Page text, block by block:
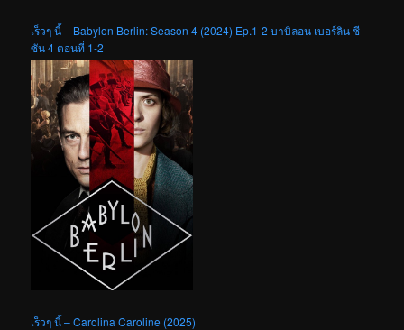
เร็วๆ นี้ – Babylon Berlin: Season 4 (2024) Ep.1-2 บาบิลอน เบอร์ลิน ซี
ซัน 4 ตอนที่ 1-2
เร็วๆ นี้ – Carolina Caroline (2025)